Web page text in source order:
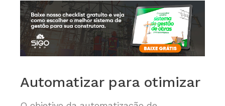
Automatizar para otimizar